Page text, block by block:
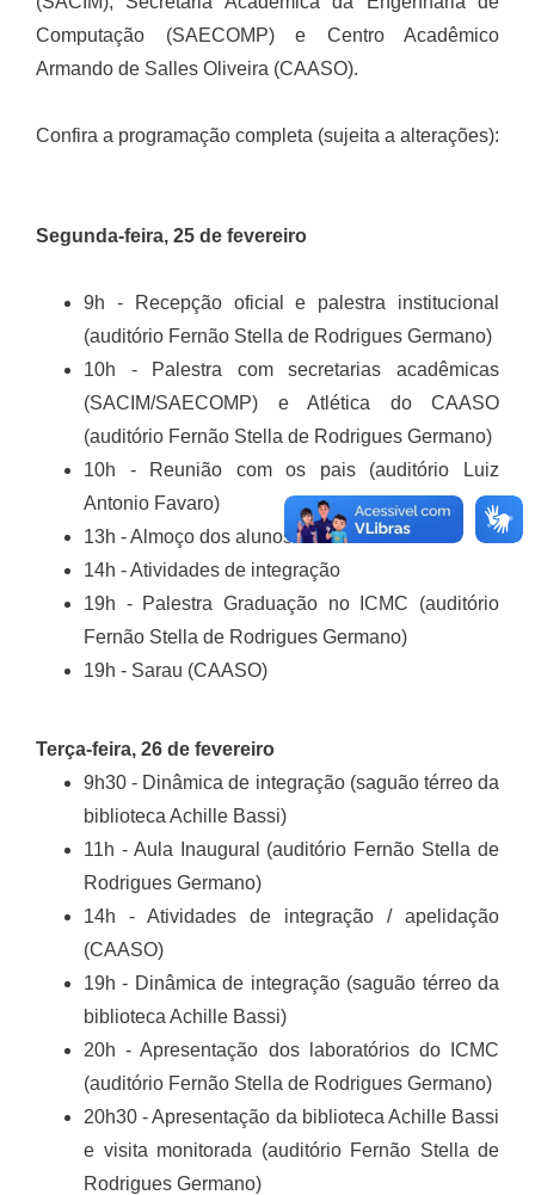
Computação (SAECOMP) e Centro Acadêmico
Armando de Salles Oliveira (CAASO).
Confira a programação completa (sujeita a alterações):
Segunda-feira, 25 de fevereiro
9h - Recepção oficial e palestra institucional
(auditório Fernão Stella de Rodrigues Germano)
10h - Palestra com secretarias acadêmicas
(SACIM/SAECOMP) e Atlética do CAASO
(auditório Fernão Stella de Rodrigues Germano)
10h - Reunião com os pais (auditório Luiz
Antonio Favaro)
13h - Almoço dos alunos
14h - Atividades de integração
19h - Palestra Graduação no ICMC (auditório
Fernão Stella de Rodrigues Germano)
19h - Sarau (CAASO)
Terça-feira, 26 de fevereiro
9h30 - Dinâmica de integração (saguão térreo da
biblioteca Achille Bassi)
11h - Aula Inaugural (auditório Fernão Stella de
Rodrigues Germano)
14h - Atividades de integração / apelidação
(CAASO)
19h - Dinâmica de integração (saguão térreo da
biblioteca Achille Bassi)
20h - Apresentação dos laboratórios do ICMC
(auditório Fernão Stella de Rodrigues Germano)
20h30 - Apresentação da biblioteca Achille Bassi
e visita monitorada (auditório Fernão Stella de
Rodrigues Germano)